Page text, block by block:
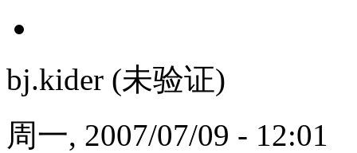
bj.kider (未验证)
周一, 2007/07/09 - 12:01